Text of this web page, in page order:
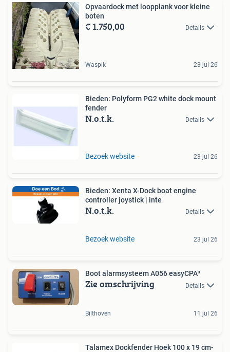
Opvaardock met loopplank voor kleine
boten
€ 1.750,00 Details
Waspik 23 jul 26
Bieden: Polyform PG2 white dock mount
fender
N.o.t.k. Details
Bezoek website 23 jul 26
Bieden: Xenta X-Dock boat engine
controller joystick | inte
N.o.t.k. Details
Bezoek website 23 jul 26
Boot alarmsysteem A056 easyCPA³
Zie omschrijving Details
Bilthoven 11 jul 26
Talamex Dockfender Hoek 100 x 19 cm-